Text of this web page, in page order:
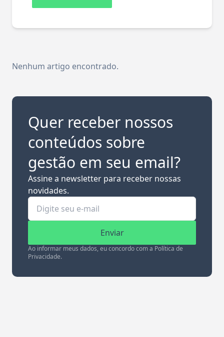
Nenhum artigo encontrado.
Quer receber nossos
conteúdos sobre
gestão em seu email?
Assine a newsletter para receber nossas
novidades.
Enviar
Ao informar meus dados, eu concordo com a Política de
Privacidade.